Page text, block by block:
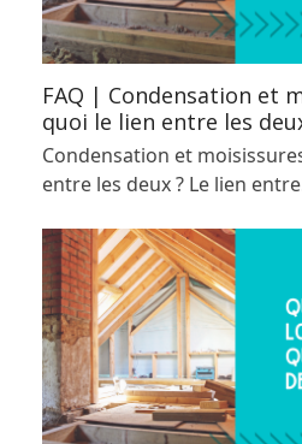
FAQ | Condensation et
quoi le lien entre les
Condensation et
entre les deux ? Le lien